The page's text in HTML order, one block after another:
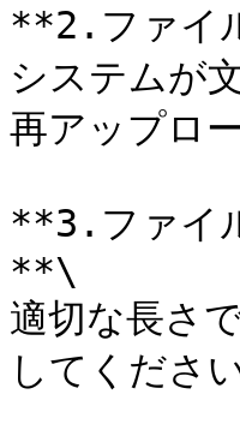
**2.ファイ
システムが
再アップロ
**3.ファイ
**\
適切な長さ
してください